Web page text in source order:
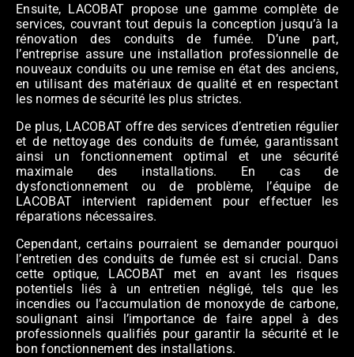
Ensuite, LACOBAT propose une gamme complète de
services, couvrant tout depuis la conception jusqu’à la
rénovation des conduits de fumée. D’une part,
l’entreprise assure une installation professionnelle de
nouveaux conduits ou une remise en état des anciens,
en utilisant des matériaux de qualité et en respectant
les normes de sécurité les plus strictes.
De plus, LACOBAT offre des services d’entretien régulier
et de nettoyage des conduits de fumée, garantissant
ainsi un fonctionnement optimal et une sécurité
maximale des installations. En cas de
dysfonctionnement ou de problème, l’équipe de
LACOBAT intervient rapidement pour effectuer les
réparations nécessaires.
Cependant, certains pourraient se demander pourquoi
l’entretien des conduits de fumée est si crucial. Dans
cette optique, LACOBAT met en avant les risques
potentiels liés à un entretien négligé, tels que les
incendies ou l’accumulation de monoxyde de carbone,
soulignant ainsi l’importance de faire appel à des
professionnels qualifiés pour garantir la sécurité et le
bon fonctionnement des installations.